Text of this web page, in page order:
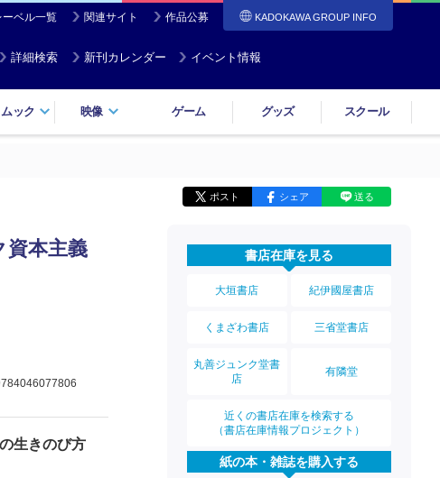
ーベル一覧 関連サイト 作品公募 KADOKAWA GROUP INFO
詳細検索 新刊カレンダー イベント情報
ムック 映像 ゲーム グッズ スクール
ポスト シェア 送る
資本主義
生きのび方
書店在庫を見る
大垣書店 紀伊國屋書店
くまざわ書店 三省堂書店
丸善ジュンク堂書
店
有隣堂
近くの書店在庫を検索する
（書店在庫情報プロジェクト）
紙の本・雑誌を購入する